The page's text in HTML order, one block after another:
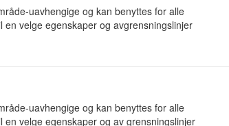
uavhengige og kan benyttes for alle
velge egenskaper og avgrensningslinjer
uavhengige og kan benyttes for alle
velge egenskaper og av grensningslinjer